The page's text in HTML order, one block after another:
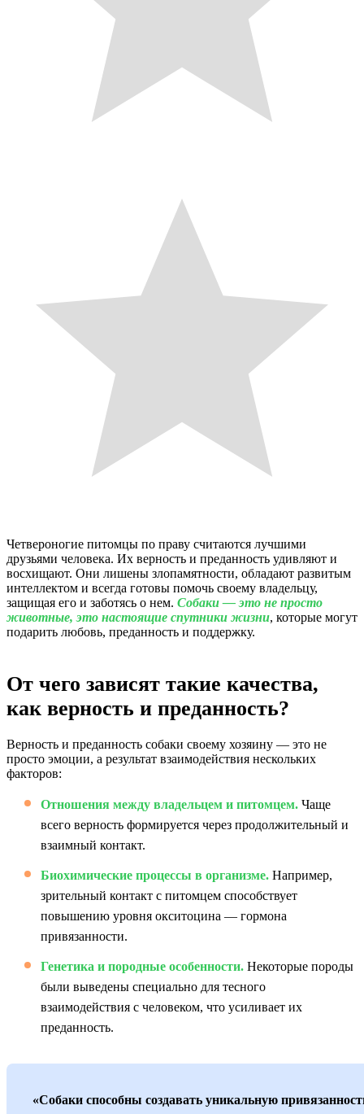
Четвероногие питомцы по праву считаются лучшими
друзьями человека. Их верность и преданность удивляют и
восхищают. Они лишены злопамятности, обладают развитым
интеллектом и всегда готовы помочь своему владельцу,
защищая его и заботясь о нем. Собаки — это не просто
животные, это настоящие спутники жизни, которые могут
подарить любовь, преданность и поддержку.
От чего зависят такие качества,
как верность и преданность?
Верность и преданность собаки своему хозяину — это не
просто эмоции, а результат взаимодействия нескольких
факторов:
Отношения между владельцем и питомцем. Чаще
всего верность формируется через продолжительный и
взаимный контакт.
Биохимические процессы в организме. Например,
зрительный контакт с питомцем способствует
повышению уровня окситоцина — гормона
привязанности.
Генетика и породные особенности. Некоторые породы
были выведены специально для тесного
взаимодействия с человеком, что усиливает их
преданность.
«Собаки способны создавать уникальную